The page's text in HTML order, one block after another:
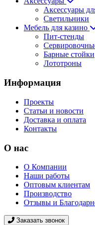
Аксессуары
Светильники
Мебель для казино
Пит-стенды
Барные стойки
Лототроны
Информация
Проекты
Статьи и новости
Доставка и оплата
Контакты
О нас
О Компании
Наши работы
Оптовым клиентам
Производство
Отзывы и
Заказать звонок